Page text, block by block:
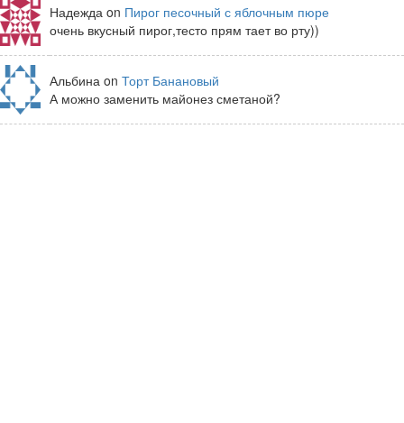
Надежда on Пирог песочный с яблочным пюре
очень вкусный пирог,тесто прям тает во рту))
Альбина on Торт Банановый
А можно заменить майонез сметаной?